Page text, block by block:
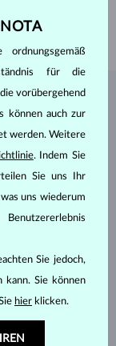
ATELIER
für die
vorübergehend
können auch zur
werden. Weitere
. Indem Sie
Sie uns Ihr
uns wiederum
Sie jedoch,
kann. Sie können
hier klicken.